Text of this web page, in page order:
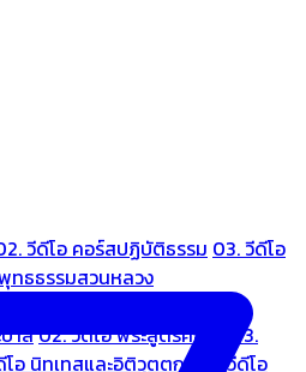
วีดีโอ คอร์สปฏิบัติธรรม 03. วีดีโอ
พุทธธรรมสวนหลวง
าลี02. วีดีโอ พระสูตรศึกษา
03.
อ นิทเทสและอิติวุตตกะ
05. วีดีโอ